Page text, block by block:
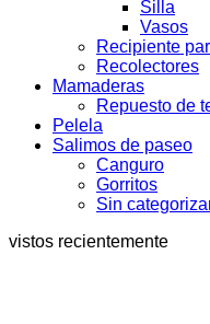
Silla
Vasos
Recipiente
Recolectores
Mamaderas
Repuesto de
Pelela
Salimos de paseo
Canguro
Gorritos
Sin
vistos recientemente